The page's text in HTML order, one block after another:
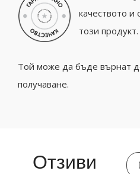
качеството и
този продукт.
Той може да бъде върнат
получаване.
Отзиви